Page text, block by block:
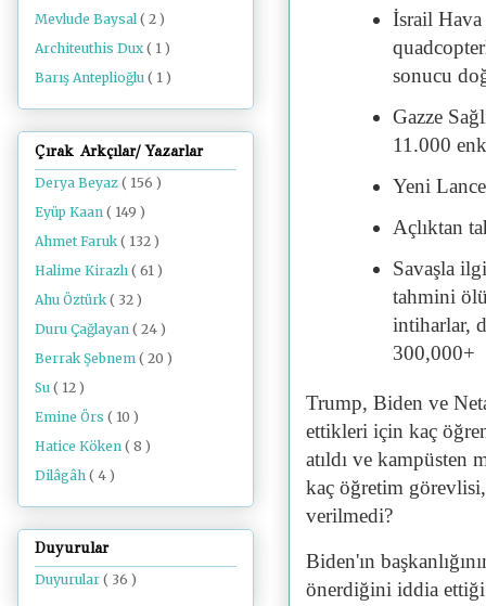
İsrail Hava
sonucu
Gazze
11.000
Yeni
Açlıktan
Savaşla
tahmini
intiharlar,
300,000+
Trump, Biden ve
ettikleri için kaç
atıldı ve kampüsten
kaç öğretim
verilmedi?
Biden'ın
önerdiğini iddia
Mevlude Baysal ( 2 )
Architeuthis Dux ( 1 )
Barış Anteplioğlu ( 1 )
Çırak Arkçılar/ Yazarlar
Derya Beyaz ( 156 )
Eyüp Kaan ( 149 )
Ahmet Faruk ( 132 )
Halime Kirazlı ( 61 )
Ahu Öztürk ( 32 )
Duru Çağlayan ( 24 )
Berrak Şebnem ( 20 )
Su ( 12 )
Emine Örs ( 10 )
Hatice Köken ( 8 )
Dilâgâh ( 4 )
Duyurular
Duyurular ( 36 )